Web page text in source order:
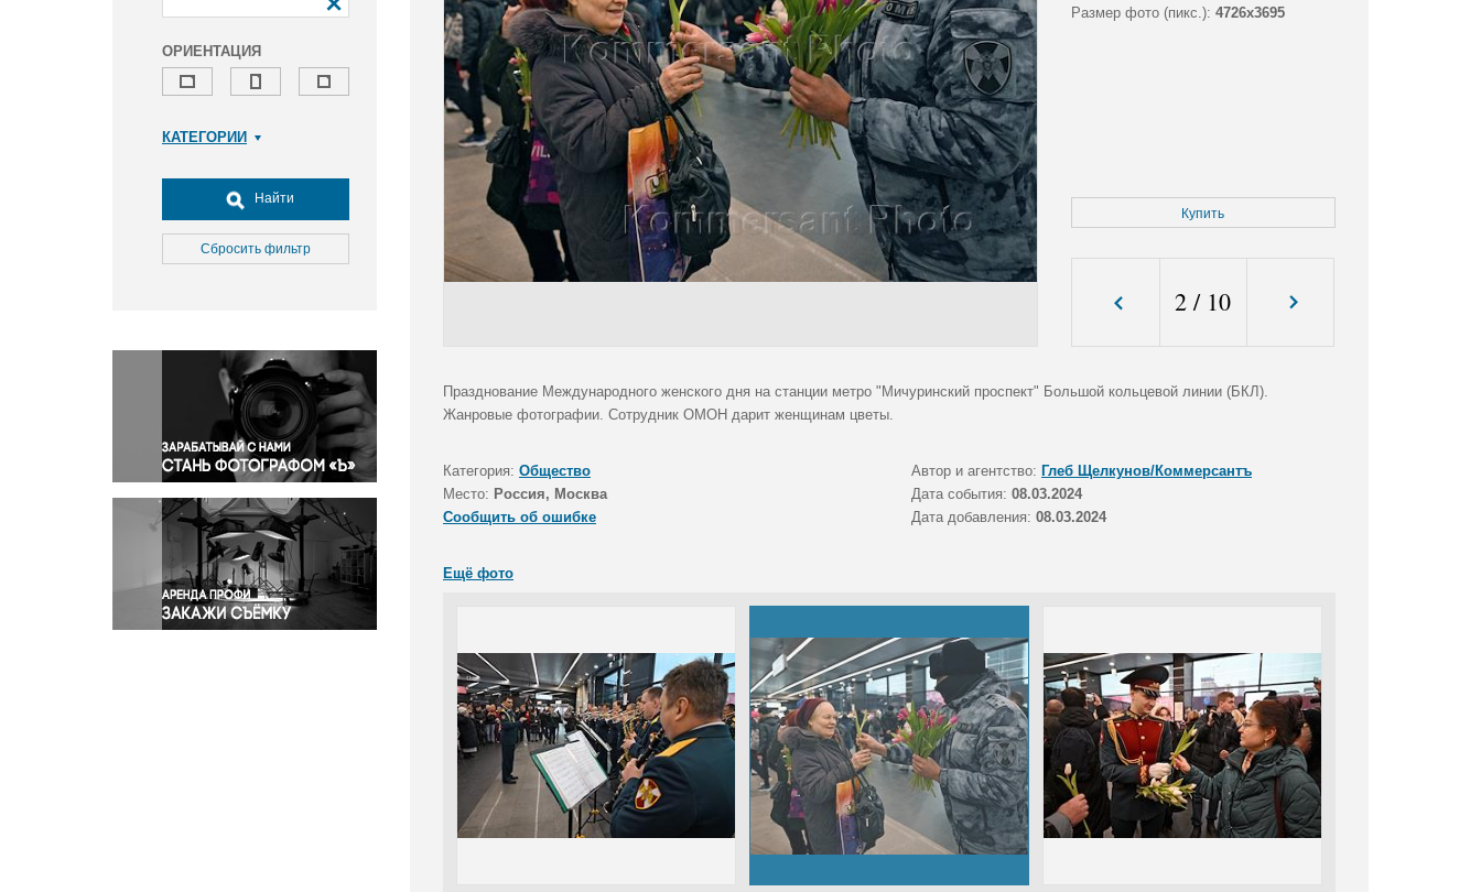
ОРИЕНТАЦИЯ
КАТЕГОРИИ
Досуг, туризм и отдых
Культура
Медицина
Окружающая среда
Политика
Правосудие
Происшествия и конфликты
Религия
Светская жизнь
Спорт
Экология
Экономика и бизнес
Найти
Сбросить фильтр
Размер фото (пикс.): 4726x3695
Купить
2 / 10
Празднование Международного женского дня на станции метро "Мичуринский проспект" Большой кольцевой линии (БКЛ).
Жанровые фотографии. Сотрудник ОМОН дарит женщинам цветы.
Категория: Общество Автор и агентство: Глеб Щелкунов/Коммерсантъ
Место: Россия, Москва Дата события: 08.03.2024
Сообщить об ошибке
Дата добавления: 08.03.2024
Ещё фото